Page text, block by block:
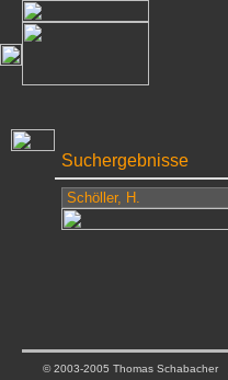
Suchergebnisse
© 2003-2005 Thomas Schabacher